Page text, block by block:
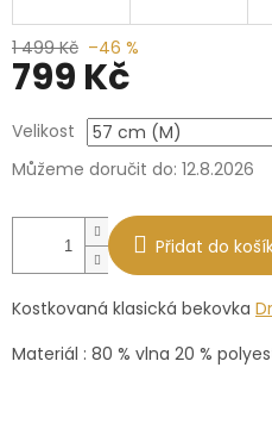
1 499 Kč –46 %
799 Kč
cena:
Velikost
Můžeme doručit do: 12.8.2026
Přidat do
Kostkovaná klasická bekovka
Materiál : 80 % vlna 20 %